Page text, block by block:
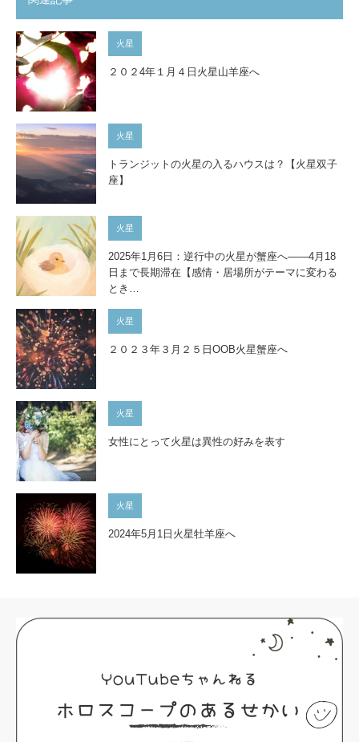
火星
２０２4年１月４日火星山羊座へ
火星
トランジットの火星の入るハウスは？【火星双子
座】
火星
2025年1月6日：逆行中の火星が蟹座へ――4月18
日まで長期滞在【感情・居場所がテーマに変わる
とき…
火星
２０２３年３月２５日OOB火星蟹座へ
火星
女性にとって火星は異性の好みを表す
火星
2024年5月1日火星牡羊座へ